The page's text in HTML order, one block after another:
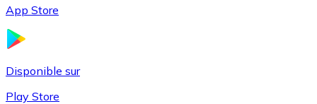
App Store
Disponible sur
Play Store